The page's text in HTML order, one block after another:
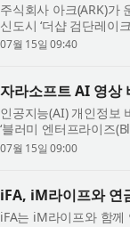
주식회사 아크(ARK)가
신도시 ‘더샵 검단레이
을 조기에 발견하고 예
07월 15일 09:40
자라소프트 AI 영상
인공지능(AI) 개인정보
‘블러미 엔터프라이즈
미 엔터프라이즈는 공공
07월 15일 09:00
iFA, iM라이프와 연
iFA는 iM라이프와 함